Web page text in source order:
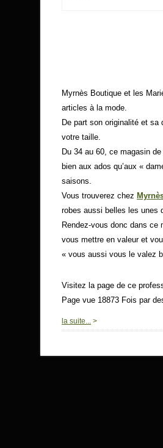
Myrnès Boutique et les
articles à la mode.
De part son originalité et sa
votre taille.
Du 34 au 60, ce magasin de
bien aux ados qu’aux «
saisons.
Vous trouverez chez
robes aussi belles les unes
Rendez-vous donc dans ce
vous mettre en valeur et
« vous aussi vous le valez
Visitez la page de ce
Page vue 18873 Fois par
la suite... >